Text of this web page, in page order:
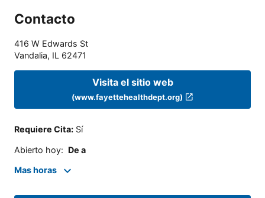
Contacto
416 W Edwards St
Vandalia, IL 62471
Visita el sitio web
(www.fayettehealthdept.org)
Requiere Cita: Sí
Abierto hoy: De a
Mas horas